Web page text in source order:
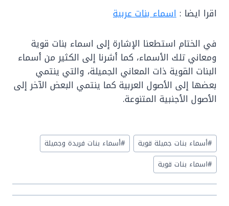
اقرا ايضا : اسماء بنات عربية
في الختام استطعنا الإشارة إلى اسماء بنات قوية
ومعاني تلك الأسماء، كما أشرنا إلى الكثير من أسماء
البنات القوية ذات المعاني الجميلة، والتي ينتمي
بعضها إلى الأصول العربية كما ينتمي البعض الآخر إلى
الأصول الأجنبية المتنوعة.
Post
Tags:
#أسماء بنات جميلة قوية #أسماء بنات فريدة وجميلة
#اسماء بنات قوية